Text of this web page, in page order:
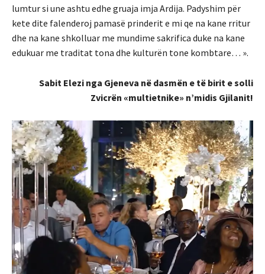
lumtur si une ashtu edhe gruaja imja Ardija. Padyshim për
kete dite falenderoj pamasë prinderit e mi qe na kane rritur
dhe na kane shkolluar me mundime sakrifica duke na kane
edukuar me traditat tona dhe kulturën tone kombtare… ».
Sabit Elezi nga Gjeneva në dasmën e të birit e solli
Zvicrën «multietnike» n’midis Gjilanit!